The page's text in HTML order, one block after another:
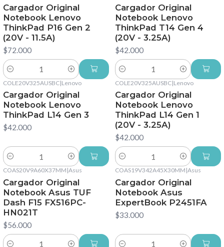
Cargador Original
Notebook Lenovo
ThinkPad P16 Gen 2
(20V - 11.5A)
$72.000
Cantidad
Cargador Original
Notebook Lenovo
ThinkPad T14 Gen 4
(20V - 3.25A)
$42.000
Cantidad
COLE20V325AUSBC|Lenovo
Cargador Original
Notebook Lenovo
ThinkPad L14 Gen 3
$42.000
Cantidad
COLE20V325AUSBC|Lenovo
Cargador Original
Notebook Lenovo
ThinkPad L14 Gen 1
(20V - 3.25A)
$42.000
Cantidad
COAS20V9A60X37MM |Asus
Cargador Original
Notebook Asus TUF
Dash F15 FX516PC-
HN021T
$56.000
COAS19V342A45X30MM |Asus
Cargador Original
Notebook Asus
ExpertBook P2451FA
$33.000